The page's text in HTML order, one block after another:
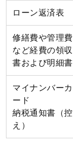
ローン返済表
修繕費や管理費
など経費の領収
書および明細書
マイナンバーカ
ード
納税通知書（控
え）